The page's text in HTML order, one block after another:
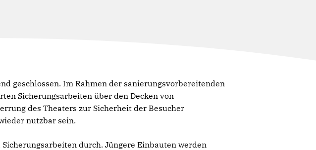
geschlossen. Im Rahmen der sanierungsvorbereitenden
Sicherungsarbeiten über den Decken von
des Theaters zur Sicherheit der Besucher
nutzbar sein.
durch. Jüngere Einbauten werden